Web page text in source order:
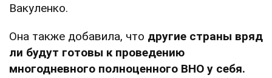
Вакуленко.
Она также добавила, что другие страны вряд
ли будут готовы к проведению
многодневного полноценного ВНО у себя.